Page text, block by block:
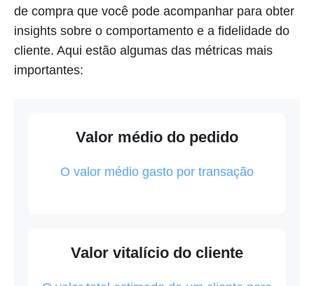
de compra que você pode acompanhar para obter
insights sobre o comportamento e a fidelidade do
cliente. Aqui estão algumas das métricas mais
importantes:
Valor médio do pedido
O valor médio gasto por transação
Valor vitalício do cliente